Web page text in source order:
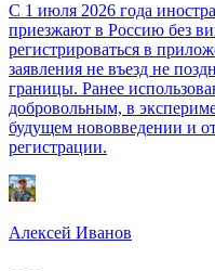
С 1 июля 2026 года
приезжают в Россию без
регистрироваться в
заявления не въезд не
границы. Ранее
добровольным, в
будущем нововведении и
регистрации.
Алексей Иванов